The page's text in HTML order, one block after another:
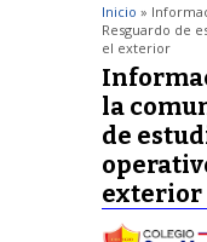
Inicio »
Resguardo de
el exterior
la
de
exterior